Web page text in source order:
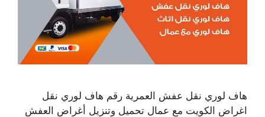
هاف لوري نقل عفش العمرية رقم هاف لوري نقل
اغراض الكويت مع عمال تحميل وتنزيل أغراض العفش